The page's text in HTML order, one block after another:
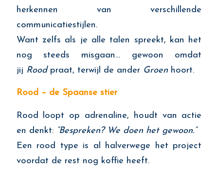
herkennen van verschillende
communicatiestijlen.
Want zelfs als je alle talen spreekt, kan het
nog steeds misgaan… gewoon omdat
jij Roodpraat, terwijl de ander Groenhoort.
Rood – de Spaanse stier
Rood loopt op adrenaline, houdt van actie
en denkt: “Bespreken? We doen het gewoon.”
Een rood type is al halverwege het project
voordat de rest nog koffie heeft.